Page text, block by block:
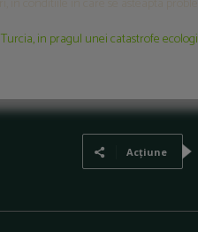
Turcia, in pragul unei catastrofe
Acțiune